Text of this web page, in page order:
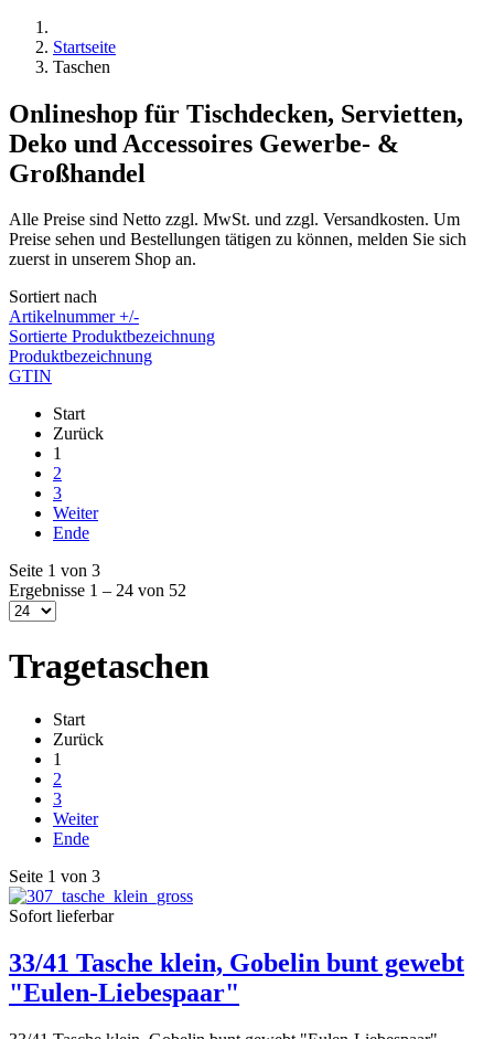
Startseite
Taschen
Onlineshop für Tischdecken, Servietten,
Deko und Accessoires Gewerbe- &
Großhandel
Alle Preise sind Netto zzgl. MwSt. und zzgl. Versandkosten. Um
Preise sehen und Bestellungen tätigen zu können, melden Sie sich
zuerst in unserem Shop an.
Sortiert nach
Artikelnummer +/-
Sortierte Produktbezeichnung
Produktbezeichnung
GTIN
Start
Zurück
1
2
3
Weiter
Ende
Seite 1 von 3
Ergebnisse 1 – 24 von 52
Tragetaschen
Start
Zurück
1
2
3
Weiter
Ende
Seite 1 von 3
Sofort lieferbar
33/41 Tasche klein, Gobelin bunt gewebt
"Eulen-Liebespaar"